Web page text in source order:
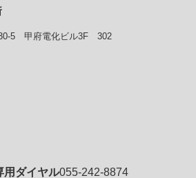
30-5 甲府電化ビル3F 302
用ダイヤル055-242-8874